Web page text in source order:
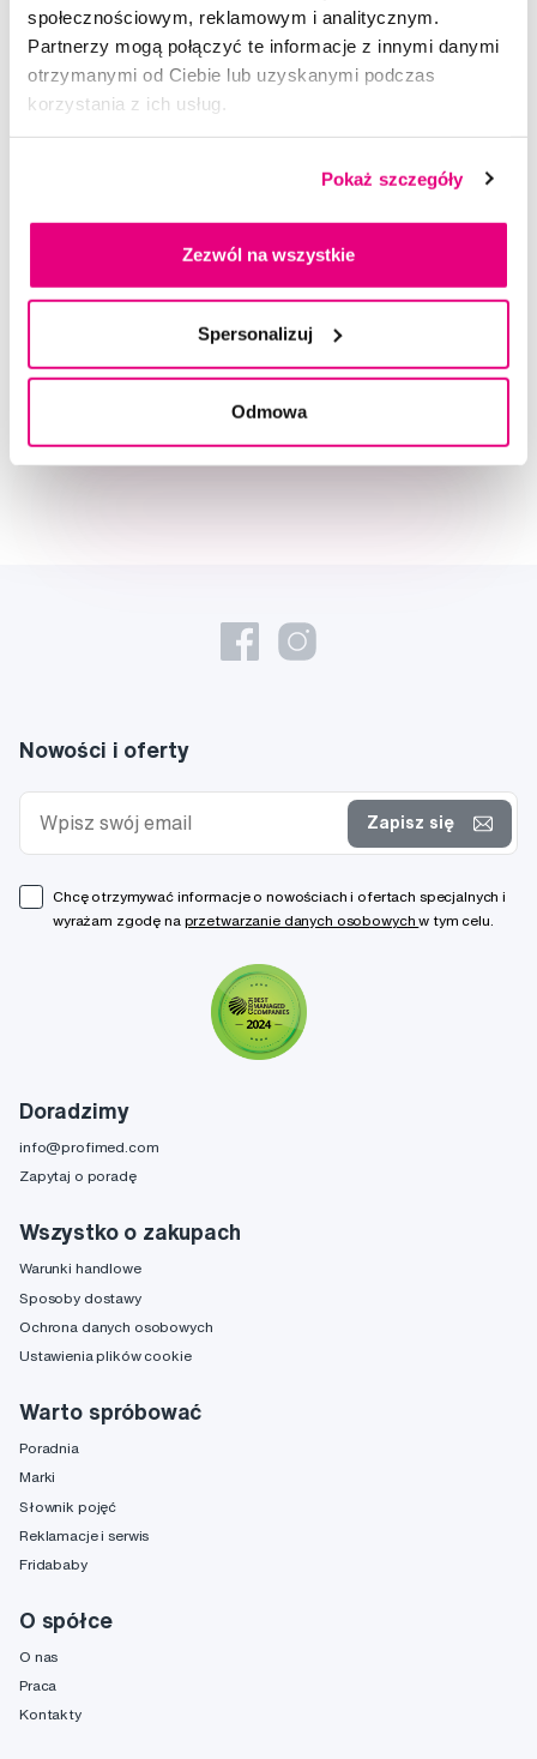
społecznościowym, reklamowym i analitycznym.
Partnerzy mogą połączyć te informacje z innymi danymi
otrzymanymi od Ciebie lub uzyskanymi podczas
korzystania z ich usług.
Pokaż szczegóły
Zezwól na wszystkie
Spersonalizuj
Odmowa
0
0
0
Ocenione przez 19 użytkowników.
Doradzimy Ci
Napisz do naszych ekspertów
Doradzimy
info@profimed.com
Zapytaj o poradę
Wszystko o zakupach
Warunki handlowe
Sposoby dostawy
Ochrona danych osobowych
Ustawienia plików cookie
Warto spróbować
Poradnia
Marki
Słownik pojęć
Reklamacje i serwis
Fridababy
O spółce
O nas
Praca
Kontakty
Nowości i oferty
Zapisz się
Chcę otrzymywać informacje o nowościach i ofertach specjalnych i
wyrażam zgodę na przetwarzanie danych osobowychw tym celu.